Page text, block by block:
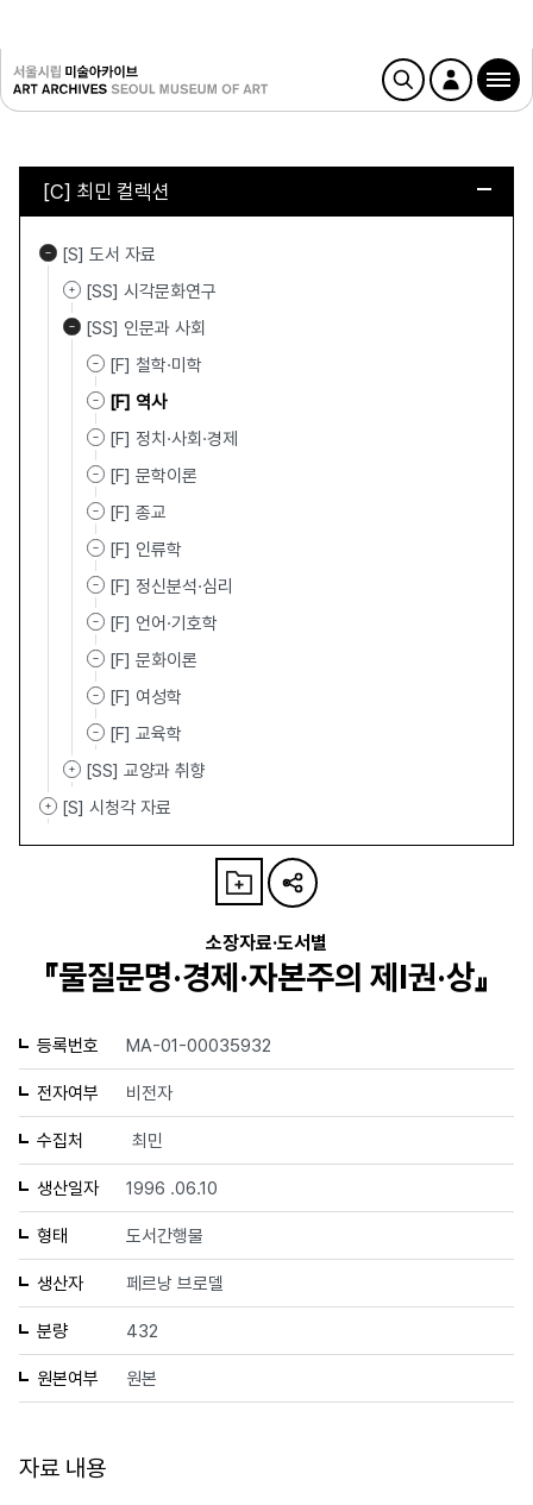
[C] 최민 컬렉션
[S] 도서 자료
[SS] 시각문화연구
[SS] 인문과 사회
[F] 철학·미학
[F] 역사
[F] 정치·사회·경제
[F] 문학이론
[F] 종교
[F] 인류학
[F] 정신분석·심리
[F] 언어·기호학
[F] 문화이론
[F] 여성학
[F] 교육학
[SS] 교양과 취향
[S] 시청각 자료
소장자료·도서별
『물질문명·경제·자본주의 제Ⅰ권·상』
등록번호 MA-01-00035932
전자여부 비전자
수집처 최민
생산일자 1996 .06.10
형태 도서간행물
생산자 페르낭 브로델
분량 432
원본여부 원본
자료 내용